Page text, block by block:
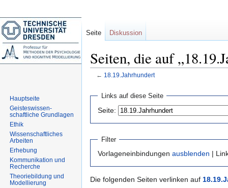
Seiten, die auf
← 18.19.Jahrhundert
Navigation
springen
springen
Links auf diese Seite
Seite:
Filter
Vorlageneinbindungen ausblenden |
Die folgenden Seiten verlinken auf
Seite Diskussion
Hauptseite
Geisteswissen-
schaftliche Grundlagen
Ethik
Wissenschaftliches
Arbeiten
Erhebung
Kommunikation und
Recherche
Theoriebildung und
Modellierung